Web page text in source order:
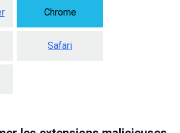
Chrome
Safari